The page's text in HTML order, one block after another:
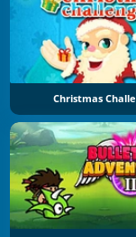
Christmas